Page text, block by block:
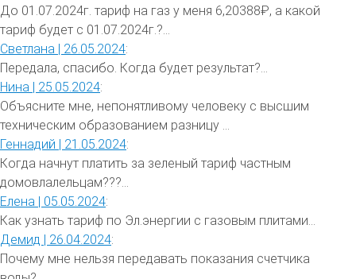
До 01.07.2024г. тариф на газ у меня 6,20388₽, а какой
тариф будет с 01.07.2024г.?...
Светлана | 26.05.2024:
Передала, спасибо. Когда будет результат?...
Нина | 25.05.2024:
Объясните мне, непонятливому человеку с высшим
техническим образованием разницу ...
Геннадий | 21.05.2024:
Когда начнут платить за зеленый тариф частным
домовлалельцам???...
Елена | 05.05.2024:
Как узнать тариф по Эл.энергии с газовым плитами...
Демид | 26.04.2024:
Почему мне нельзя передавать показания счетчика